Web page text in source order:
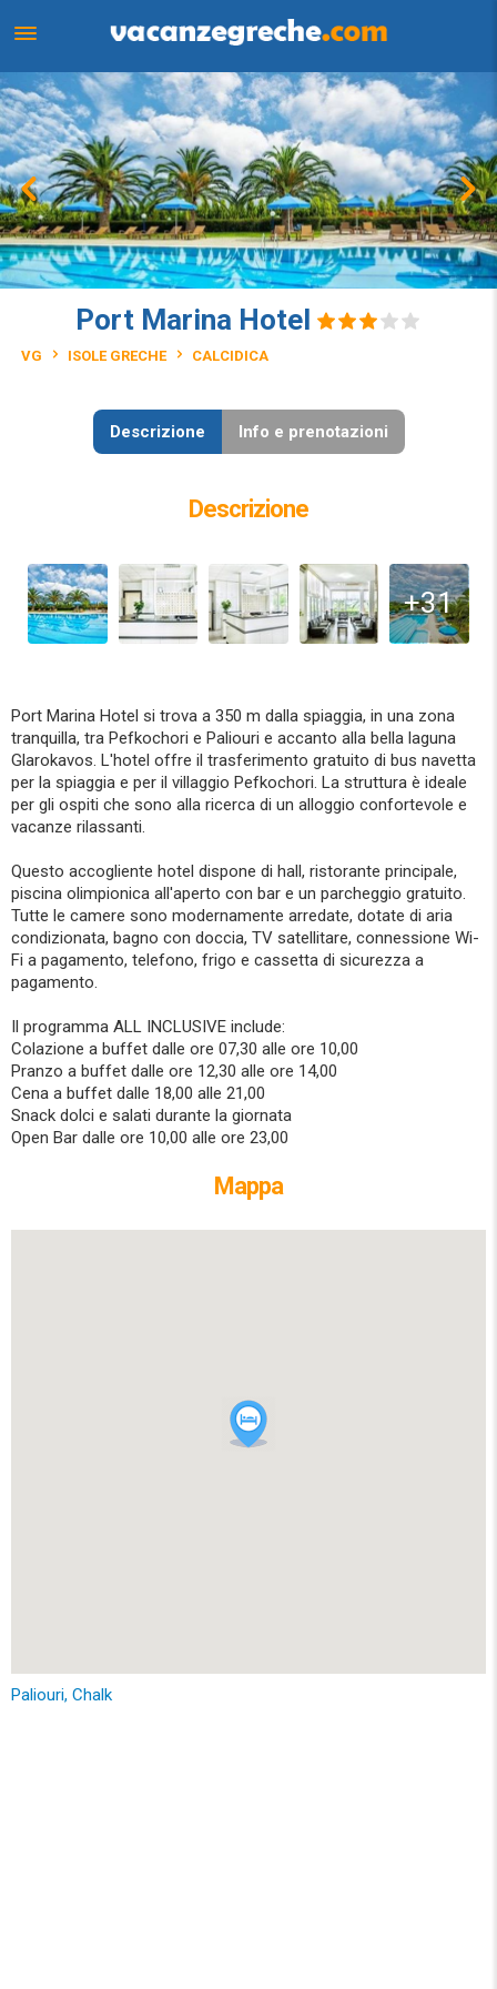
Port Marina Hotel
VG ISOLE GRECHE CALCIDICA
Descrizione Info e prenotazioni
Descrizione
+31
Port Marina Hotel si trova a 350 m dalla spiaggia, in una zona
tranquilla, tra Pefkochori e Paliouri e accanto alla bella laguna
Glarokavos. L'hotel offre il trasferimento gratuito di bus navetta
per la spiaggia e per il villaggio Pefkochori. La struttura è ideale
per gli ospiti che sono alla ricerca di un alloggio confortevole e
vacanze rilassanti.
Questo accogliente hotel dispone di hall, ristorante principale,
piscina olimpionica all'aperto con bar e un parcheggio gratuito.
Tutte le camere sono modernamente arredate, dotate di aria
condizionata, bagno con doccia, TV satellitare, connessione Wi-
Fi a pagamento, telefono, frigo e cassetta di sicurezza a
pagamento.
Il programma ALL INCLUSIVE include:
Colazione a buffet dalle ore 07,30 alle ore 10,00
Pranzo a buffet dalle ore 12,30 alle ore 14,00
Cena a buffet dalle 18,00 alle 21,00
Snack dolci e salati durante la giornata
Open Bar dalle ore 10,00 alle ore 23,00
Mappa
Paliouri, Chalk